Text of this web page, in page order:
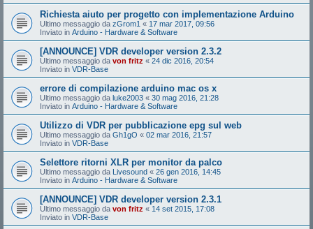
Richiesta aiuto per progetto con implementazione Arduino
Ultimo messaggio da zGrom1 « 17 mar 2017, 09:56
Inviato in Arduino - Hardware & Software
[ANNOUNCE] VDR developer version 2.3.2
Ultimo messaggio da von fritz « 24 dic 2016, 20:54
Inviato in VDR-Base
errore di compilazione arduino mac os x
Ultimo messaggio da luke2003 « 30 mag 2016, 21:28
Inviato in Arduino - Hardware & Software
Utilizzo di VDR per pubblicazione epg sul web
Ultimo messaggio da Gh1gO « 02 mar 2016, 21:57
Inviato in VDR-Base
Selettore ritorni XLR per monitor da palco
Ultimo messaggio da Livesound « 26 gen 2016, 14:45
Inviato in Arduino - Hardware & Software
[ANNOUNCE] VDR developer version 2.3.1
Ultimo messaggio da von fritz « 14 set 2015, 17:08
Inviato in VDR-Base